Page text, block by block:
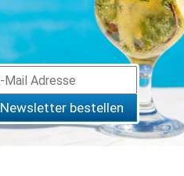
Newsletter bestellen